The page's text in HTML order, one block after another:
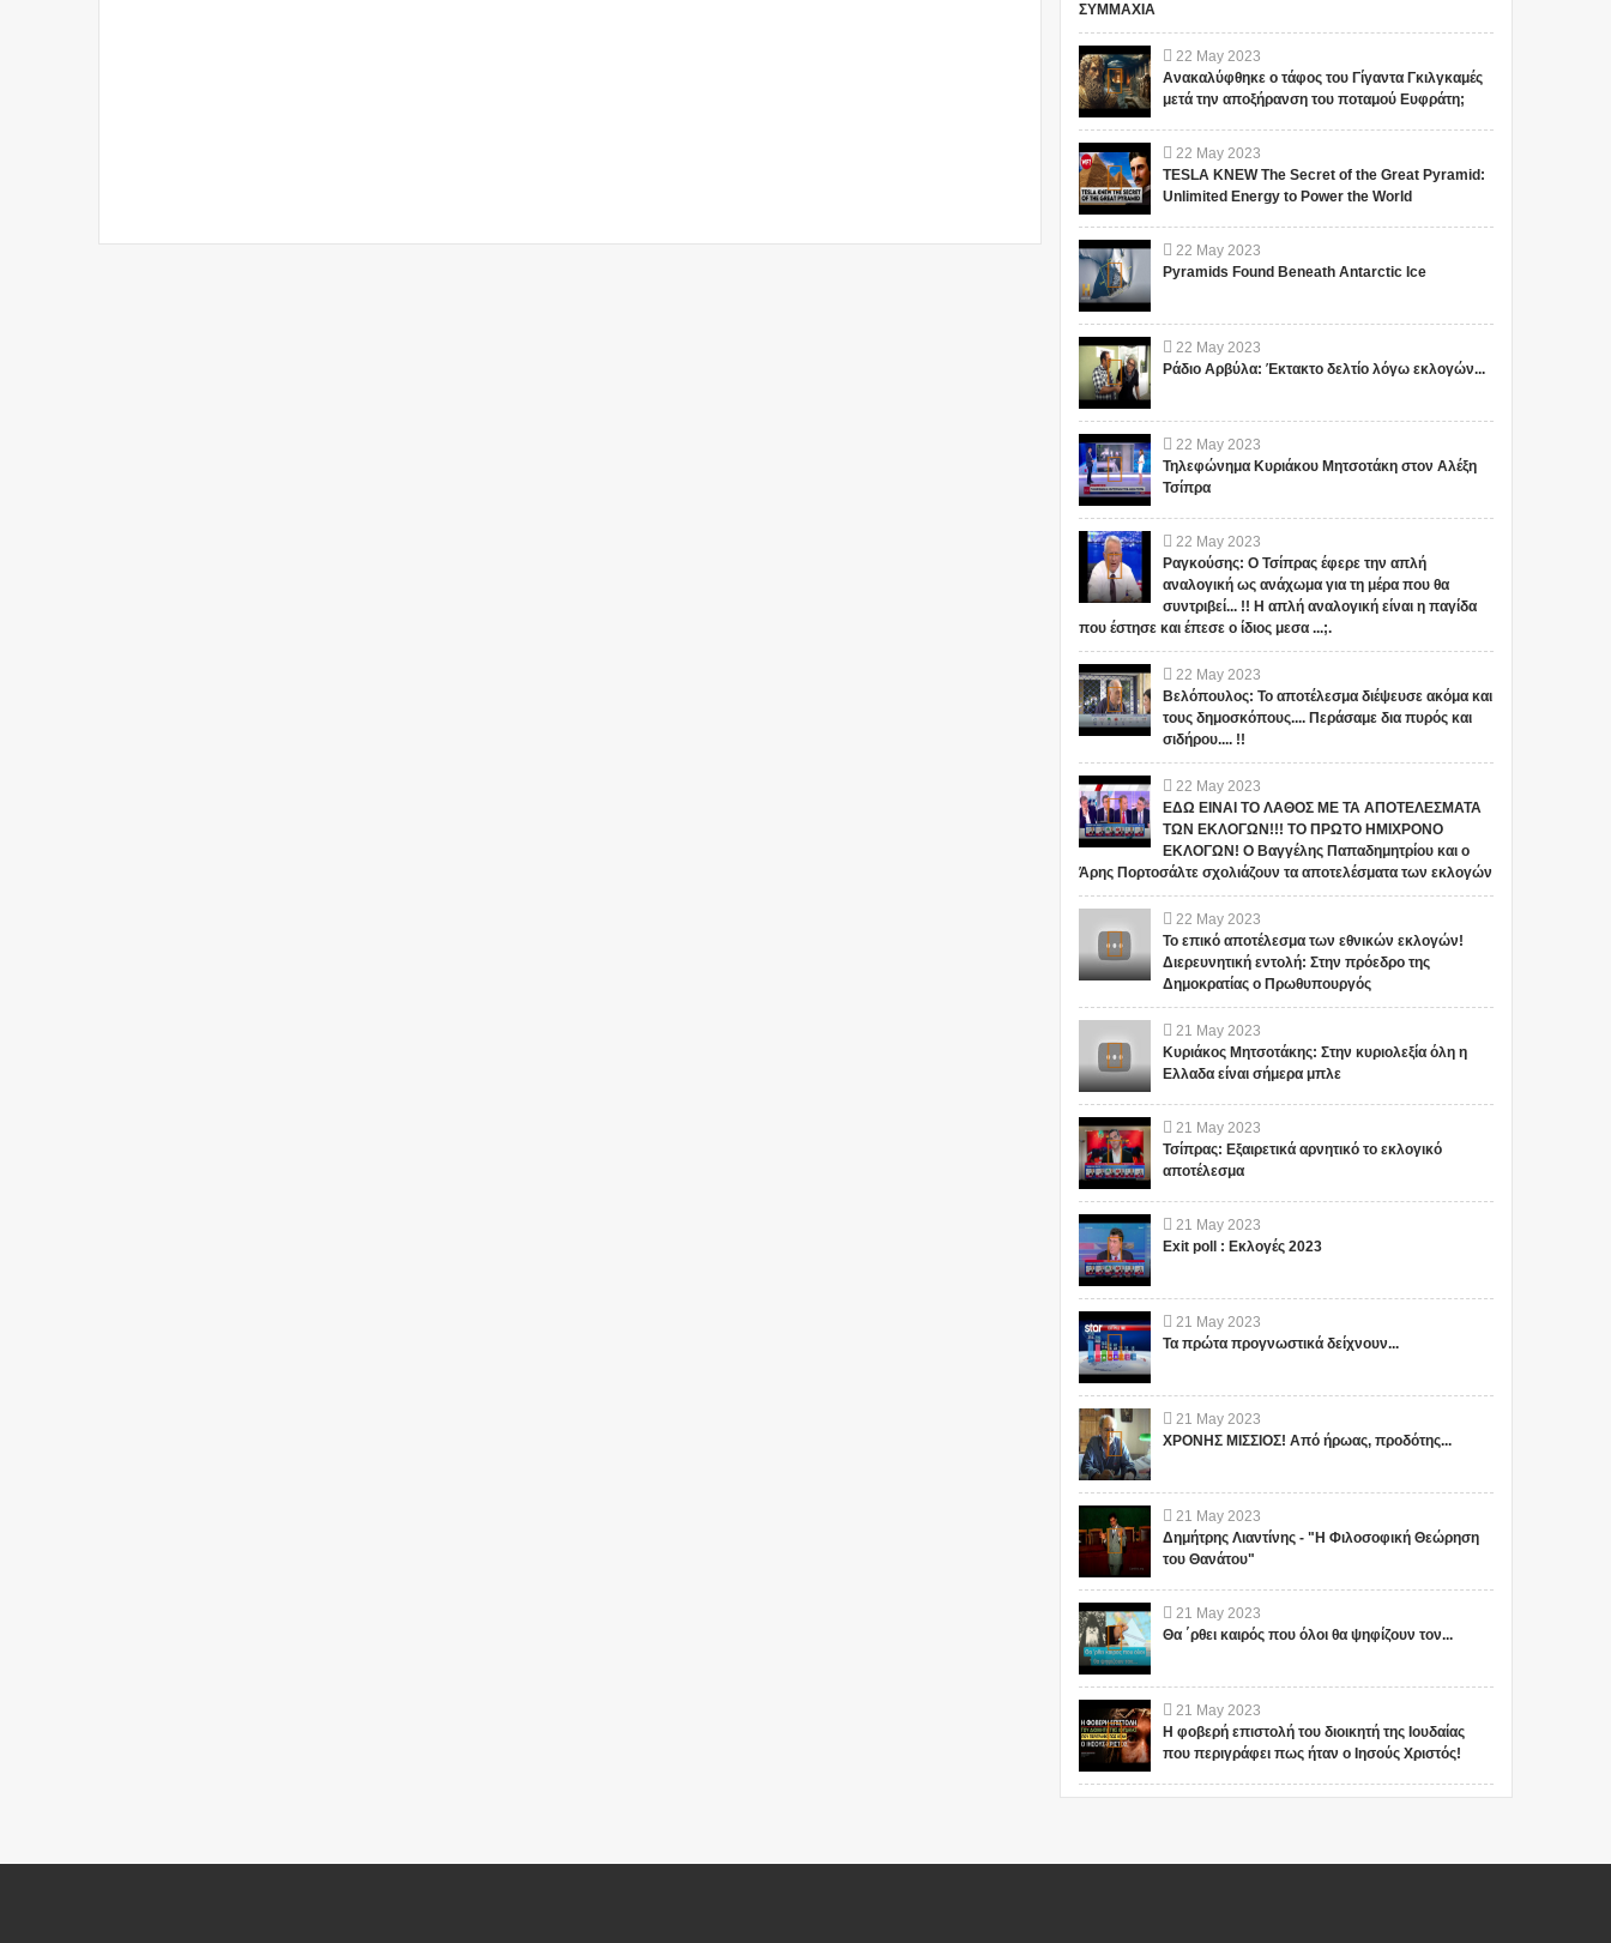
ΣΥΜΜΑΧΙΑ
22 May 2023
Ανακαλύφθηκε ο τάφος του Γίγαντα Γκιλγκαμές
μετά την αποξήρανση του ποταμού Ευφράτη;
22 May 2023
TESLA KNEW The Secret of the Great Pyramid:
Unlimited Energy to Power the World
22 May 2023
Pyramids Found Beneath Antarctic Ice
22 May 2023
Ράδιο Αρβύλα: Έκτακτο δελτίο λόγω εκλογών...
22 May 2023
Τηλεφώνημα Κυριάκου Μητσοτάκη στον Αλέξη
Τσίπρα
22 May 2023
Ραγκούσης: Ο Τσίπρας έφερε την απλή
αναλογική ως ανάχωμα για τη μέρα που θα
συντριβεί... !! Η απλή αναλογική είναι η παγίδα
που έστησε και έπεσε ο ίδιος μεσα ...;.
22 May 2023
Βελόπουλος: Το αποτέλεσμα διέψευσε ακόμα και
τους δημοσκόπους.... Περάσαμε δια πυρός και
σιδήρου.... !!
22 May 2023
ΕΔΩ ΕΙΝΑΙ ΤΟ ΛΑΘΟΣ ΜΕ ΤΑ ΑΠΟΤΕΛΕΣΜΑΤΑ
ΤΩΝ ΕΚΛΟΓΩΝ!!! ΤΟ ΠΡΩΤΟ ΗΜΙΧΡΟΝΟ
ΕΚΛΟΓΩΝ! Ο Βαγγέλης Παπαδημητρίου και ο
Άρης Πορτοσάλτε σχολιάζουν τα αποτελέσματα των εκλογών
22 May 2023
Το επικό αποτέλεσμα των εθνικών εκλογών!
Διερευνητική εντολή: Στην πρόεδρο της
Δημοκρατίας ο Πρωθυπουργός
21 May 2023
Κυριάκος Μητσοτάκης: Στην κυριολεξία όλη η
Ελλαδα είναι σήμερα μπλε
21 May 2023
Τσίπρας: Εξαιρετικά αρνητικό το εκλογικό
αποτέλεσμα
21 May 2023
Exit poll : Εκλογές 2023
21 May 2023
Τα πρώτα προγνωστικά δείχνουν...
21 May 2023
ΧΡΟΝΗΣ ΜΙΣΣΙΟΣ! Από ήρωας, προδότης...
21 May 2023
Δημήτρης Λιαντίνης - "Η Φιλοσοφική Θεώρηση
του Θανάτου"
21 May 2023
Θα ΄ρθει καιρός που όλοι θα ψηφίζουν τον...
21 May 2023
Η φοβερή επιστολή του διοικητή της Ιουδαίας
που περιγράφει πως ήταν ο Ιησούς Χριστός!